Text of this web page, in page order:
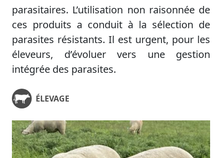
parasitaires. L’utilisation non raisonnée de
ces produits a conduit à la sélection de
parasites résistants. Il est urgent, pour les
éleveurs, d’évoluer vers une gestion
intégrée des parasites.
ÉLEVAGE